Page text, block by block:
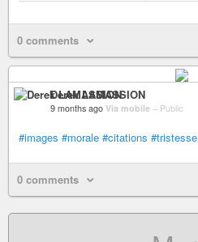
0 comments
Derek LAMASSION
9 months ago Via mobile – Public
#images #morale #citations #tristesse
0 comments